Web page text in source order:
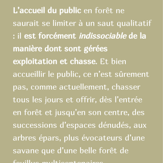
L’accueil du public en forêt ne
saurait se limiter à un saut qualitatif
: il est forcément indissociable de la
manière dont sont gérées
exploitation et chasse. Et bien
accueillir le public, ce n’est sûrement
pas, comme actuellement, chasser
tous les jours et offrir, dès l’entrée
en forêt et jusqu’en son centre, des
successions d’espaces dénudés, aux
arbres épars, plus évocateurs d’une
savane que d’une belle forêt de